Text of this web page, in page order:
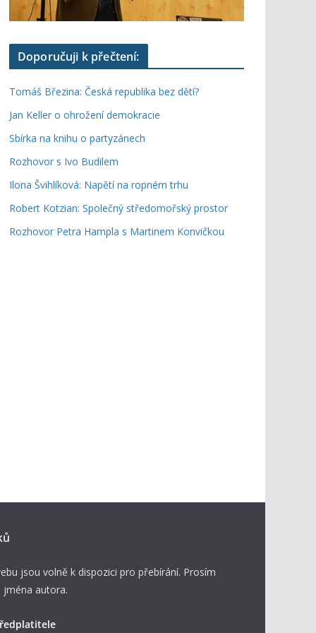
Doporučuji k přečtení:
Tomáš Březina: Česká republika bez dětí?
Jan Keller o ohrožení demokracie
Sbírka na knihu o partyzánech
Rozhovor s Ivo Budilem
Ilona Švihlíková: Napětí na ropném trhu
Robert Kotzian: Společný středomořský prostor
Rozhovor Petra Hampla s Martinem Konvičkou
jsou volně k dispozici pro přebírání. Prosím
autora.